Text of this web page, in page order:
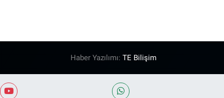
Haber Yazılımı:TE Bilişim